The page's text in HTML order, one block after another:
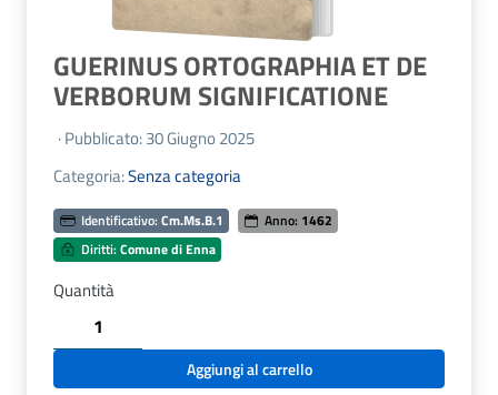
GUERINUS ORTOGRAPHIA ET DE
VERBORUM SIGNIFICATIONE
· Pubblicato: 30 Giugno 2025
Categoria:Senza categoria
Identificativo: Cm.Ms.B.1 Anno: 1462
Diritti:Comune di Enna
Quantità
ORTOGRAPHIA
ET Aggiungi al carrello